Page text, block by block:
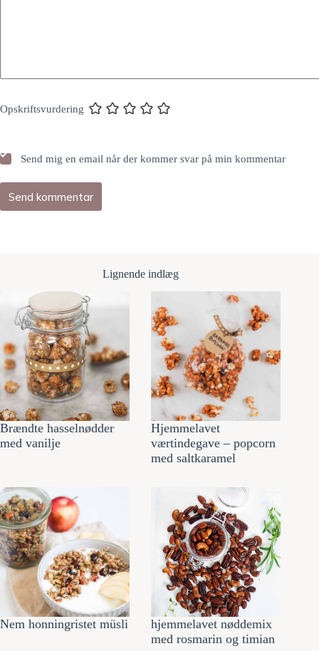
Opskriftsvurdering
Send mig en email når der kommer svar på min kommentar
Send kommentar
Lignende indlæg
Brændte hasselnødder
med vanilje
Hjemmelavet
værtindegave – popcorn
med saltkaramel
Nem honningristet müsli
hjemmelavet nøddemix
med rosmarin og timian